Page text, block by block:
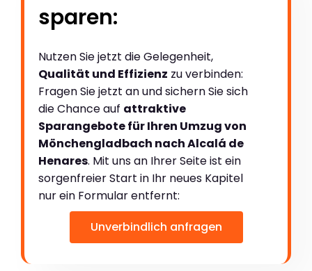
sparen:
Nutzen Sie jetzt die Gelegenheit,
Qualität und Effizienz zu verbinden:
Fragen Sie jetzt an und sichern Sie sich
die Chance auf attraktive
Sparangebote für Ihren Umzug von
Mönchengladbach nach Alcalá de
Henares. Mit uns an Ihrer Seite ist ein
sorgenfreier Start in Ihr neues Kapitel
nur ein Formular entfernt:
Unverbindlich anfragen